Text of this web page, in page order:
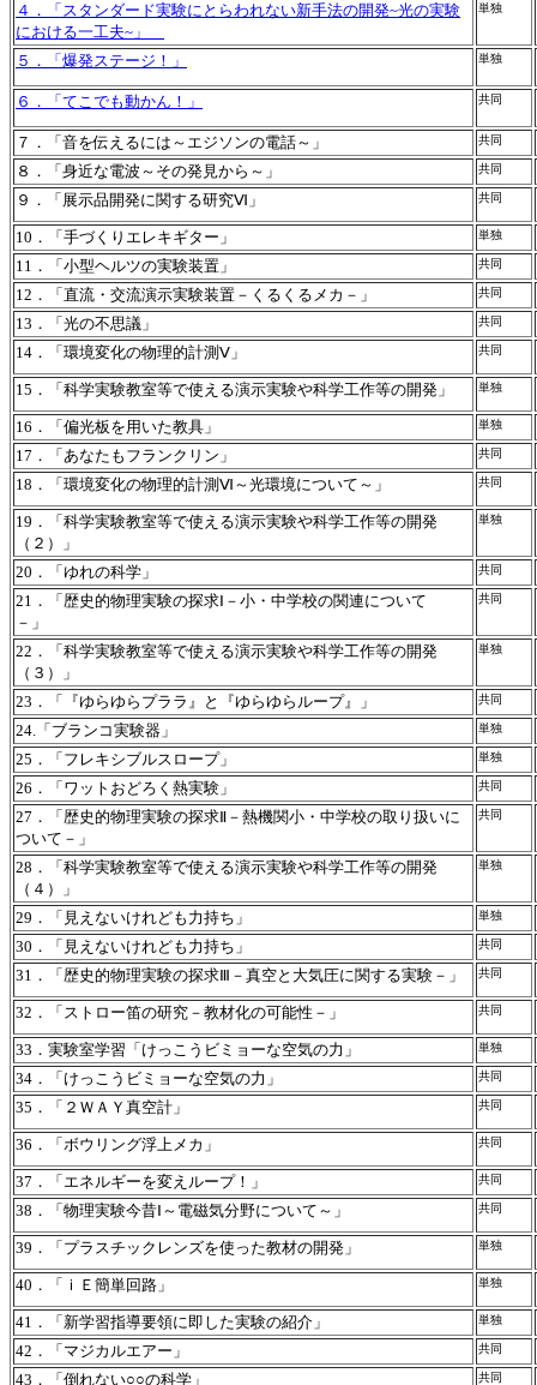
４．「スタンダード実験にとらわれない新手法の開発~光の実験
における一工夫~」
単独
５．「爆発ステージ！」 単独
６．「てこでも動かん！」 共同
７．「音を伝えるには～エジソンの電話～」 共同
８．「身近な電波～その発見から～」 共同
９．「展示品開発に関する研究Ⅵ」 共同
10．「手づくりエレキギター」 単独
11．「小型ヘルツの実験装置」 共同
12．「直流・交流演示実験装置－くるくるメカ－」 共同
13．「光の不思議」 共同
14．「環境変化の物理的計測Ⅴ」 共同
15．「科学実験教室等で使える演示実験や科学工作等の開発」 単独
16．「偏光板を用いた教具」 単独
17．「あなたもフランクリン」 共同
18．「環境変化の物理的計測Ⅵ～光環境について～」 共同
19．「科学実験教室等で使える演示実験や科学工作等の開発
（２）」
単独
20．「ゆれの科学」 共同
21．「歴史的物理実験の探求Ⅰ－小・中学校の関連について
－」
共同
22．「科学実験教室等で使える演示実験や科学工作等の開発
（３）」
単独
23．「『ゆらゆらプララ』と『ゆらゆらループ』」 共同
24.「ブランコ実験器」 単独
25．「フレキシブルスロープ」 単独
26．「ワットおどろく熱実験」 共同
27．「歴史的物理実験の探求Ⅱ－熱機関小・中学校の取り扱いに
ついて－」
共同
28．「科学実験教室等で使える演示実験や科学工作等の開発
（４）」
単独
29．「見えないけれども力持ち」 単独
30．「見えないけれども力持ち」 共同
31．「歴史的物理実験の探求Ⅲ－真空と大気圧に関する実験－」 共同
32．「ストロー笛の研究－教材化の可能性－」 共同
33．実験室学習「けっこうビミョーな空気の力」 単独
34．「けっこうビミョーな空気の力」 共同
35．「２ＷＡＹ真空計」 共同
36．「ボウリング浮上メカ」 共同
37．「エネルギーを変えループ！」 共同
38．「物理実験今昔Ⅰ～電磁気分野について～」 共同
39．「プラスチックレンズを使った教材の開発」 単独
40．「ｉＥ簡単回路」 単独
41．「新学習指導要領に即した実験の紹介」 単独
42．「マジカルエアー」 共同
43．「倒れない○○の科学」 共同